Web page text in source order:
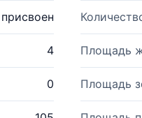
4 Площадь
0 Площадь